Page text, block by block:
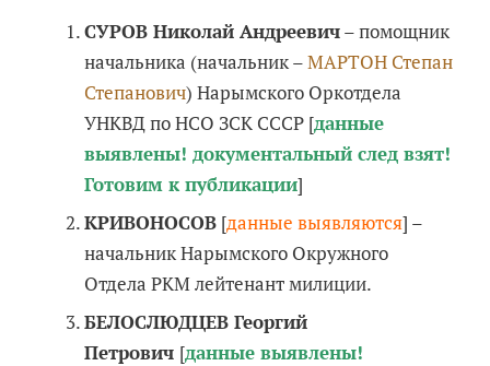
СУРОВ Николай Андреевич– помощник
начальника (начальник –МАРТОН Степан
Степанович) Нарымского Оркотдела
УНКВД по НСО ЗСК СССР [данные
выявлены! документальный след взят!
Готовим к публикации]
КРИВОНОСОВ[данные выявляются] –
начальник Нарымского Окружного
Отдела РКМ лейтенант милиции.
БЕЛОСЛЮДЦЕВ Георгий
Петрович [данные выявлены!